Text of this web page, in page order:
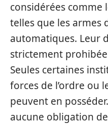
considérées comme
telles que les armes
automatiques. Leur
strictement
Seules certaines
forces de l’ordre ou
peuvent en
aucune obligation